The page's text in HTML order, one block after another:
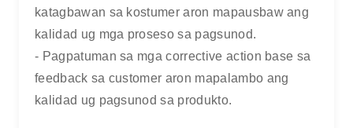
katagbawan sa kostumer aron mapausbaw ang
kalidad ug mga proseso sa pagsunod.
- Pagpatuman sa mga corrective action base sa
feedback sa customer aron mapalambo ang
kalidad ug pagsunod sa produkto.